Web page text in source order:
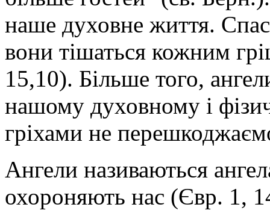
наше духовне життя.
вони тішаться кожним
15,10). Більше того,
нашому духовному і
гріхами не
Ангели називаються
охороняють нас (Євр. 1,